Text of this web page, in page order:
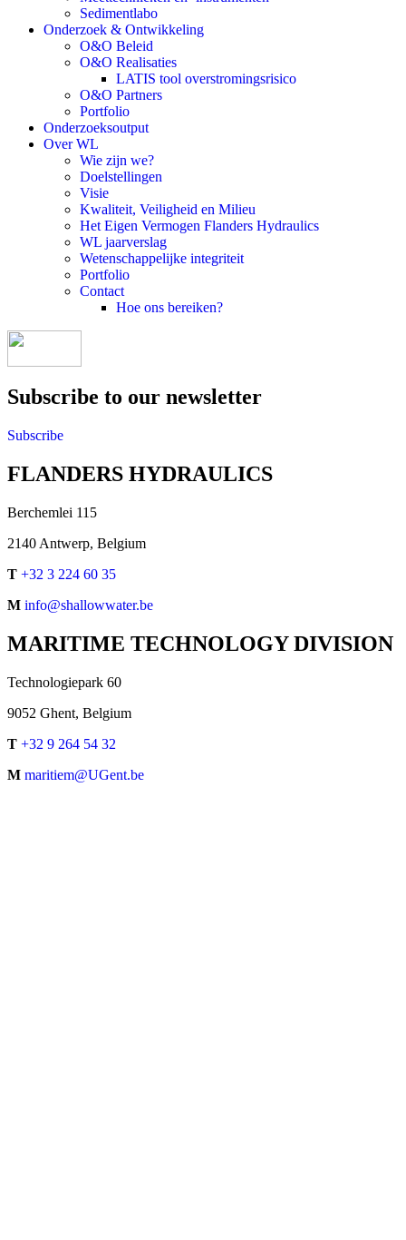
Sedimentlabo
Onderzoek & Ontwikkeling
O&O Beleid
O&O Realisaties
LATIS tool overstromingsrisico
O&O Partners
Portfolio
Onderzoeksoutput
Over WL
Wie zijn we?
Doelstellingen
Visie
Kwaliteit, Veiligheid en Milieu
Het Eigen Vermogen Flanders Hydraulics
WL jaarverslag
Wetenschappelijke integriteit
Portfolio
Contact
Hoe ons bereiken?
Subscribe to our newsletter
Subscribe
FLANDERS HYDRAULICS
Berchemlei 115
2140 Antwerp, Belgium
T +32 3 224 60 35
M info@shallowwater.be
MARITIME TECHNOLOGY DIVISION
Technologiepark 60
9052 Ghent, Belgium
T +32 9 264 54 32
M maritiem@UGent.be